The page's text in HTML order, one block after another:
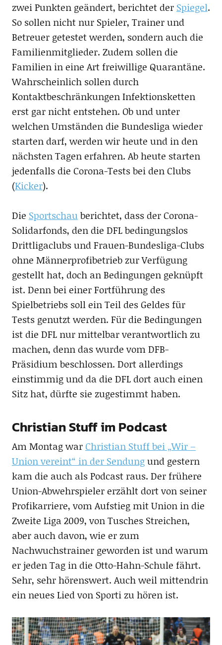
zwei Punkten geändert, berichtet der Spiegel.
So sollen nicht nur Spieler, Trainer und
Betreuer getestet werden, sondern auch die
Familienmitglieder. Zudem sollen die
Familien in eine Art freiwillige Quarantäne.
Wahrscheinlich sollen durch
Kontaktbeschränkungen Infektionsketten
erst gar nicht entstehen. Ob und unter
welchen Umständen die Bundesliga wieder
starten darf, werden wir heute und in den
nächsten Tagen erfahren. Ab heute starten
jedenfalls die Corona-Tests bei den Clubs
(Kicker).
Die Sportschauberichtet, dass der Corona-
Solidarfonds, den die DFL bedingungslos
Drittligaclubs und Frauen-Bundesliga-Clubs
ohne Männerprofibetrieb zur Verfügung
gestellt hat, doch an Bedingungen geknüpft
ist. Denn bei einer Fortführung des
Spielbetriebs soll ein Teil des Geldes für
Tests genutzt werden. Für die Bedingungen
ist die DFL nur mittelbar verantwortlich zu
machen, denn das wurde vom DFB-
Präsidium beschlossen. Dort allerdings
einstimmig und da die DFL dort auch einen
Sitz hat, dürfte sie zugestimmt haben.
Christian Stuff im Podcast
Am Montag war Christian Stuff bei „Wir –
Union vereint“ in der Sendungund gestern
kam die auch als Podcast raus. Der frühere
Union-Abwehrspieler erzählt dort von seiner
Profikarriere, vom Aufstieg mit Union in die
Zweite Liga 2009, von Tusches Streichen,
aber auch davon, wie er zum
Nachwuchstrainer geworden ist und warum
er jeden Tag in die Otto-Hahn-Schule fährt.
Sehr, sehr hörenswert. Auch weil mittendrin
ein neues Lied von Sporti zu hören ist.